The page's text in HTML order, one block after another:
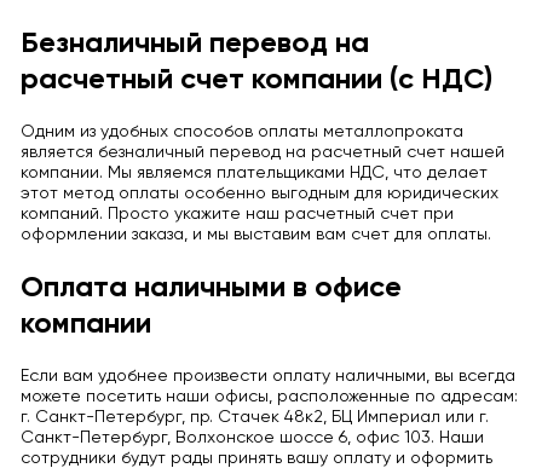
Безналичный перевод на
расчетный счет компании (с НДС)
Одним из удобных способов оплаты металлопроката
является безналичный перевод на расчетный счет нашей
компании. Мы являемся плательщиками НДС, что делает
этот метод оплаты особенно выгодным для юридических
компаний. Просто укажите наш расчетный счет при
оформлении заказа, и мы выставим вам счет для оплаты.
Оплата наличными в офисе
компании
Если вам удобнее произвести оплату наличными, вы всегда
можете посетить наши офисы, расположенные по адресам:
г. Санкт-Петербург, пр. Стачек 48к2, БЦ Империал или г.
Санкт-Петербург, Волхонское шоссе 6, офис 103. Наши
сотрудники будут рады принять вашу оплату и оформить